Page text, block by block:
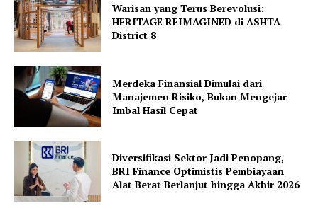
Warisan yang Terus Berevolusi:
HERITAGE REIMAGINED di ASHTA
District 8
Merdeka Finansial Dimulai dari
Manajemen Risiko, Bukan Mengejar
Imbal Hasil Cepat
Diversifikasi Sektor Jadi Penopang,
BRI Finance Optimistis Pembiayaan
Alat Berat Berlanjut hingga Akhir 2026